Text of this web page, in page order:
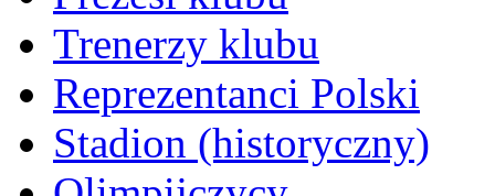
Trenerzy klubu
Reprezentanci Polski
Stadion (historyczny)